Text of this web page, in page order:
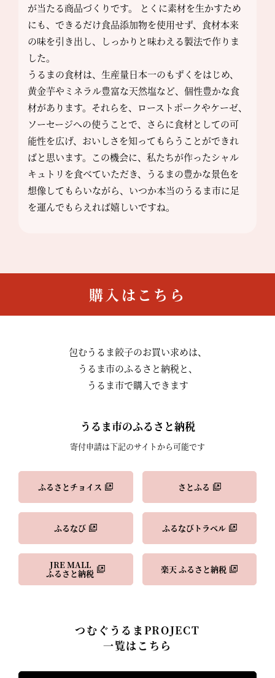
が当たる商品づくりです。 とくに素材を生かすため
にも、できるだけ食品添加物を使用せず、食材本来
の味を引き出し、しっかりと味わえる製法で作りま
した。
うるまの食材は、生産量日本一のもずくをはじめ、
黄金芋やミネラル豊富な天然塩など、個性豊かな食
材があります。それらを、ローストポークやケーゼ、
ソーセージへの使うことで、さらに食材としての可
能性を広げ、おいしさを知ってもらうことができれ
ばと思います。この機会に、私たちが作ったシャル
キュトリを食べていただき、うるまの豊かな景色を
想像してもらいながら、いつか本当のうるま市に足
を運んでもらえれば嬉しいですね。
購入はこちら
包むうるま餃子のお買い求めは、
うるま市のふるさと納税と、
うるま市で購入できます
うるま市のふるさと納税
寄付申請は下記のサイトから可能です
ふるさとチョイス さとふる
ふるなび ふるなびトラベル
JRE MALL
ふるさと納税 楽天 ふるさと納税
つむぐうるまPROJECT
一覧はこちら